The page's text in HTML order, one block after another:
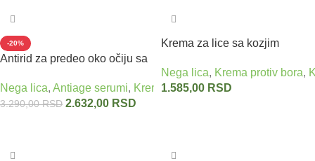
-20%
Antirid za predeo oko očiju sa
CREAM SERPENS DERM 40
ml
Nega lica, Antiage serumi, Krema protiv bora, Zmijski otrov -
3.290,00RSD 2.632,00 RSD
Krema za lice sa kozjim
Nega lica, Krema protiv bora,
1.585,00 RSD